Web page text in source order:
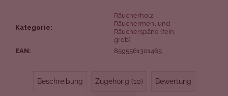
Kategorie:
Räucherholz,
Räuchermehl und
Räucherspäne (fein,
grob)
EAN: 8595561301465
Beschreibung Zugehörig (10) Bewertung